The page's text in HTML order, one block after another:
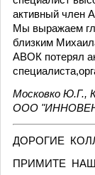
активный член
Мы выражаем
близким
АВОК потерял
Московко Ю.Г.,
ООО
ДОРОГИЕ
ПРИМИТЕ